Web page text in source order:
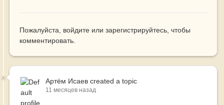
Пожалуйста, войдите или зарегистрируйтесь, чтобы
комментировать.
Артём Исаев created a topic
11 месяцев назад